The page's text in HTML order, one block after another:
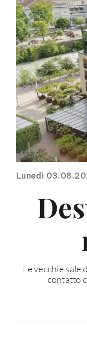
Lunedì
Le vecchie sale
contatto